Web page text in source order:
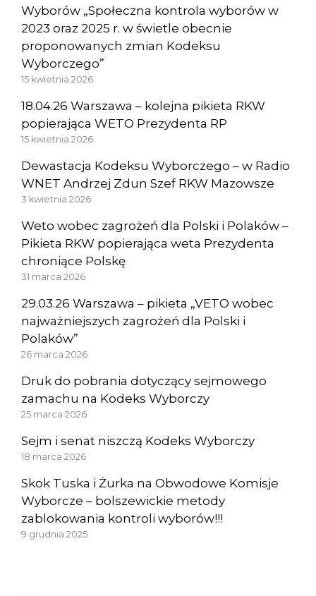
Wyborów „Społeczna kontrola wyborów w
2023 oraz 2025 r. w świetle obecnie
proponowanych zmian Kodeksu
Wyborczego”
15 kwietnia 2026
18.04.26 Warszawa – kolejna pikieta RKW
popierająca WETO Prezydenta RP
15 kwietnia 2026
Dewastacja Kodeksu Wyborczego – w Radio
WNET Andrzej Zdun Szef RKW Mazowsze
3 kwietnia 2026
Weto wobec zagrożeń dla Polski i Polaków –
Pikieta RKW popierająca weta Prezydenta
chroniące Polskę
31 marca 2026
29.03.26 Warszawa – pikieta „VETO wobec
najważniejszych zagrożeń dla Polski i
Polaków”
26 marca 2026
Druk do pobrania dotyczący sejmowego
zamachu na Kodeks Wyborczy
25 marca 2026
Sejm i senat niszczą Kodeks Wyborczy
18 marca 2026
Skok Tuska i Żurka na Obwodowe Komisje
Wyborcze – bolszewickie metody
zablokowania kontroli wyborów!!!
9 grudnia 2025